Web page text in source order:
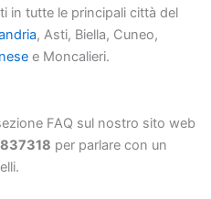
in tutte le principali città del
, Asti, Biella, Cuneo,
e Moncalieri.
FAQ sul nostro sito web
per parlare con un